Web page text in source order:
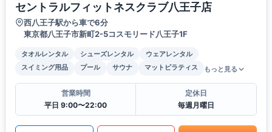
セントラルフィットネスクラブ八王子店
西八王子駅から車で6分
東京都八王子市新町2-5コスモリード八王子1F
タオルレンタル シューズレンタル
ウェアレンタル
スイミング用品
プール サウナ マットピラティス もっと見る
営業時間
平日 9:00〜22:00
定休日
毎週月曜日